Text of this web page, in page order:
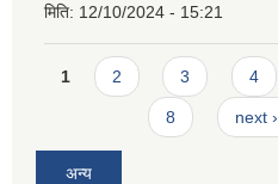
मिति: 12/10/2024 - 15:21
Pages
1 2 3 4
8 next ›
अन्य